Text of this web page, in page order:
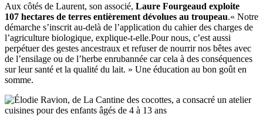
Aux côtés de Laurent, son associé, Laure Fourgeaud exploite
107 hectares de terres entièrement dévolues au troupeau.« Notre
démarche s’inscrit au-delà de l’application du cahier des charges de
l’agriculture biologique, explique-t-elle.Pour nous, c’est aussi
perpétuer des gestes ancestraux et refuser de nourrir nos bêtes avec
de l’ensilage ou de l’herbe enrubannée car cela à des conséquences
sur leur santé et la qualité du lait. » Une éducation au bon goût en
somme.